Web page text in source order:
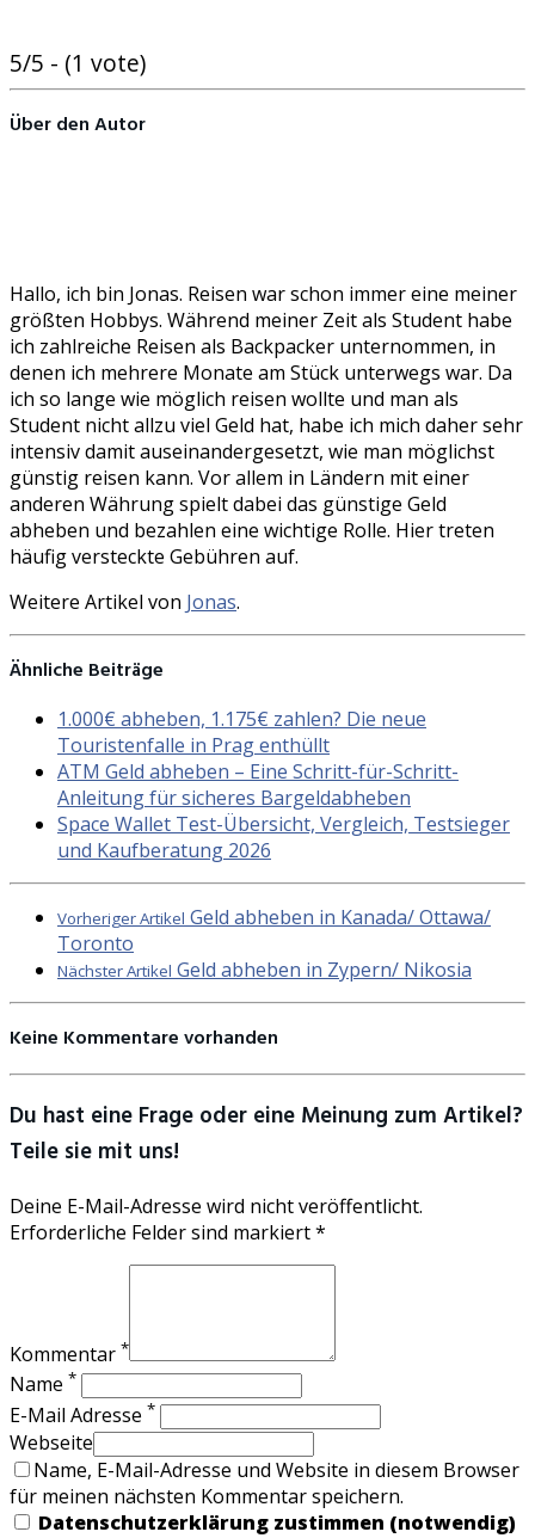
5/5 - (1 vote)
Über den Autor
Hallo, ich bin Jonas. Reisen war schon immer eine meiner
größten Hobbys. Während meiner Zeit als Student habe
ich zahlreiche Reisen als Backpacker unternommen, in
denen ich mehrere Monate am Stück unterwegs war. Da
ich so lange wie möglich reisen wollte und man als
Student nicht allzu viel Geld hat, habe ich mich daher sehr
intensiv damit auseinandergesetzt, wie man möglichst
günstig reisen kann. Vor allem in Ländern mit einer
anderen Währung spielt dabei das günstige Geld
abheben und bezahlen eine wichtige Rolle. Hier treten
häufig versteckte Gebühren auf.
Weitere Artikel von Jonas.
Ähnliche Beiträge
1.000€ abheben, 1.175€ zahlen? Die neue
Touristenfalle in Prag enthüllt
ATM Geld abheben – Eine Schritt-für-Schritt-
Anleitung für sicheres Bargeldabheben
Space Wallet Test-Übersicht, Vergleich, Testsieger
und Kaufberatung 2026
Vorheriger Artikel Geld abheben in Kanada/ Ottawa/
Toronto
Nächster Artikel Geld abheben in Zypern/ Nikosia
Keine Kommentare vorhanden
Du hast eine Frage oder eine Meinung zum Artikel?
Teile sie mit uns!
Deine E-Mail-Adresse wird nicht veröffentlicht.
Erforderliche Felder sind markiert *
Kommentar *
Name *
E-Mail Adresse *
Webseite
Name, E-Mail-Adresse und Website in diesem Browser
für meinen nächsten Kommentar speichern.
Datenschutzerklärung zustimmen (notwendig)